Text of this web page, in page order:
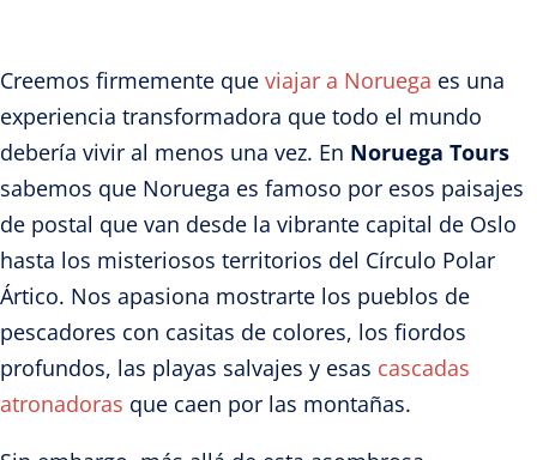
Creemos firmemente que viajar a Noruega es una
experiencia transformadora que todo el mundo
debería vivir al menos una vez. En Noruega Tours
sabemos que Noruega es famoso por esos paisajes
de postal que van desde la vibrante capital de Oslo
hasta los misteriosos territorios del Círculo Polar
Ártico. Nos apasiona mostrarte los pueblos de
pescadores con casitas de colores, los fiordos
profundos, las playas salvajes y esas cascadas
atronadoras que caen por las montañas.